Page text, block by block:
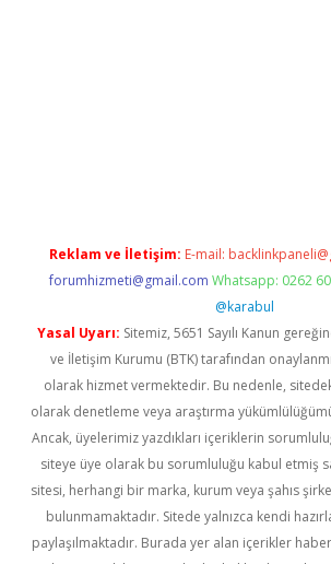
Reklam ve İletişim: E-mail:
forumhizmeti@gmail.com Whatsapp: 0262
@karabul
Yasal Uyarı: Sitemiz, 5651 Sayılı Kanun
ve İletişim Kurumu (BTK) tarafından
olarak hizmet vermektedir. Bu nedenle,
olarak denetleme veya araştırma
Ancak, üyelerimiz yazdıkları içeriklerin
siteye üye olarak bu sorumluluğu kabul etmiş
sitesi, herhangi bir marka, kurum veya şahıs
bulunmamaktadır. Sitede yalnızca kendi
paylaşılmaktadır. Burada yer alan içerikler